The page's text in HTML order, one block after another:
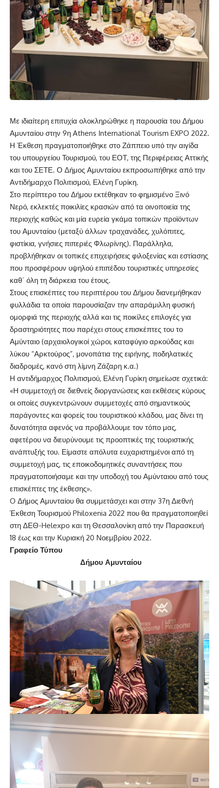
Με ιδιαίτερη επιτυχία ολοκληρώθηκε η παρουσία του Δήμου
Αμυνταίου στην 9η Athens International Τourism EXPO 2022.
Η Έκθεση πραγματοποιήθηκε στο Ζάππειο υπό την αιγίδα
του υπουργείου Τουρισμού, του ΕΟΤ, της Περιφέρειας Αττικής
και του ΣΕΤΕ. Ο Δήμος Αμυνταίου εκπροσωπήθηκε από την
Αντιδήμαρχο Πολιτισμού, Ελένη Γυρίκη.
Στο περίπτερο του Δήμου εκτέθηκαν το φημισμένο Ξινό
Νερό, εκλεκτές ποικιλίες κρασιών από τα οινοποιεία της
περιοχής καθώς και μία ευρεία γκάμα τοπικών προϊόντων
του Αμυνταίου (μεταξύ άλλων τραχανάδες, χυλόπιτες,
φιστίκια, γνήσιες πιπεριές Φλωρίνης). Παράλληλα,
προβλήθηκαν οι τοπικές επιχειρήσεις φιλοξενίας και εστίασης
που προσφέρουν υψηλού επιπέδου τουριστικές υπηρεσίες
καθ΄ όλη τη διάρκεια του έτους.
Στους επισκέπτες του περιπτέρου του Δήμου διανεμήθηκαν
φυλλάδια τα οποία παρουσίαζαν την απαράμιλλη φυσική
ομορφιά της περιοχής αλλά και τις ποικίλες επιλογές για
δραστηριότητες που παρέχει στους επισκέπτες του το
Αμύνταιο (αρχαιολογικοί χώροι, καταφύγιο αρκούδας και
λύκου “Αρκτούρος”, μονοπάτια της ειρήνης, ποδηλατικές
διαδρομές, κανό στη λίμνη Ζάζαρη κ.α.)
Η αντιδήμαρχος Πολιτισμού, Ελένη Γυρίκη σημείωσε σχετικά:
«Η συμμετοχή σε διεθνείς διοργανώσεις και εκθέσεις κύρους
οι οποίες συγκεντρώνουν συμμετοχές από σημαντικούς
παράγοντες και φορείς του τουριστικού κλάδου, μας δίνει τη
δυνατότητα αφενός να προβάλλουμε τον τόπο μας,
αφετέρου να διευρύνουμε τις προοπτικές της τουριστικής
ανάπτυξής του. Είμαστε απόλυτα ευχαριστημένοι από τη
συμμετοχή μας, τις εποικοδομητικές συναντήσεις που
πραγματοποιήσαμε και την υποδοχή του Αμύνταιου από τους
επισκέπτες της έκθεσης».
O Δήμος Αμυνταίου θα συμμετάσχει και στην 37η Διεθνή
Έκθεση Τουρισμού Philoxenia 2022 που θα πραγματοποιηθεί
στη ΔΕΘ-Helexpo και τη Θεσσαλονίκη από την Παρασκευή
18 έως και την Κυριακή 20 Νοεμβρίου 2022.
Γραφείο Τύπου
Δήμου Αμυνταίου